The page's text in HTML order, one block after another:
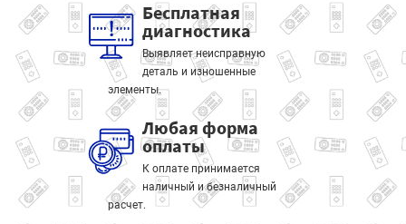
Бесплатная
диагностика
Выявляет неисправную
деталь и изношенные
элементы.
Любая форма
оплаты
К оплате принимается
наличный и безналичный
расчет.